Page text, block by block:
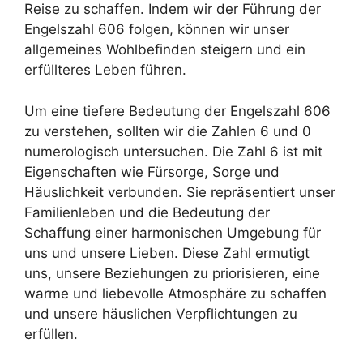
Reise zu schaffen. Indem wir der Führung der
Engelszahl 606 folgen, können wir unser
allgemeines Wohlbefinden steigern und ein
erfüllteres Leben führen.
Um eine tiefere Bedeutung der Engelszahl 606
zu verstehen, sollten wir die Zahlen 6 und 0
numerologisch untersuchen. Die Zahl 6 ist mit
Eigenschaften wie Fürsorge, Sorge und
Häuslichkeit verbunden. Sie repräsentiert unser
Familienleben und die Bedeutung der
Schaffung einer harmonischen Umgebung für
uns und unsere Lieben. Diese Zahl ermutigt
uns, unsere Beziehungen zu priorisieren, eine
warme und liebevolle Atmosphäre zu schaffen
und unsere häuslichen Verpflichtungen zu
erfüllen.